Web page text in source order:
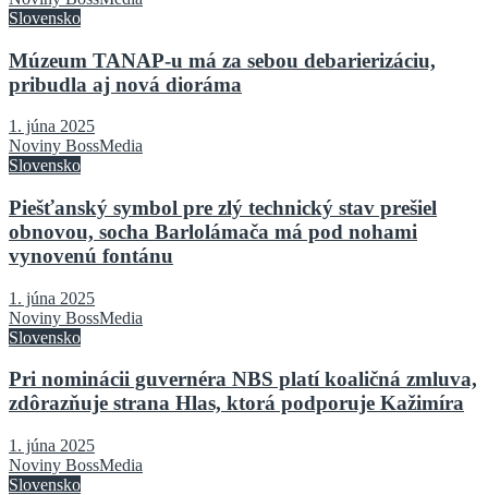
Slovensko
Múzeum TANAP-u má za sebou debarierizáciu,
pribudla aj nová dioráma
1. júna 2025
Noviny BossMedia
Slovensko
Piešťanský symbol pre zlý technický stav prešiel
obnovou, socha Barlolámača má pod nohami
vynovenú fontánu
1. júna 2025
Noviny BossMedia
Slovensko
Pri nominácii guvernéra NBS platí koaličná zmluva,
zdôrazňuje strana Hlas, ktorá podporuje Kažimíra
1. júna 2025
Noviny BossMedia
Slovensko